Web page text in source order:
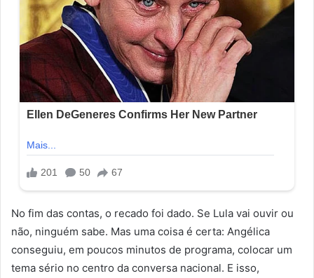
No fim das contas, o recado foi dado. Se Lula vai ouvir ou
não, ninguém sabe. Mas uma coisa é certa: Angélica
conseguiu, em poucos minutos de programa, colocar um
tema sério no centro da conversa nacional. E isso,